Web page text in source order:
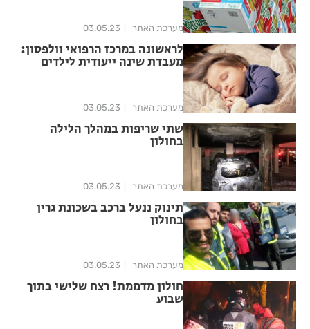
מערכת האתר 03.05.23
לראשונה במרכז הרפואי וולפסון:
מעבדת שינה ייעודית לילדים
מערכת האתר 03.05.23
שתי שריפות במהלך הלילה
בחולון
מערכת האתר 03.05.23
תינוק ננעל ברכב בשכונת גרין
בחולון
מערכת האתר 03.05.23
חולון מדממת! רצח שלישי בתוך
שבוע